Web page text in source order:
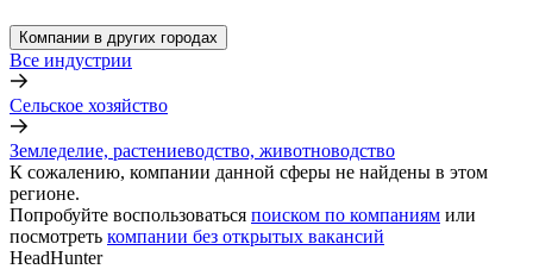
Компании в других городах
Все индустрии
Сельское хозяйство
Земледелие, растениеводство, животноводство
К сожалению, компании данной сферы не найдены в этом
регионе.
Попробуйте воспользоваться поиском по компаниям или
посмотреть компании без открытых вакансий
HeadHunter